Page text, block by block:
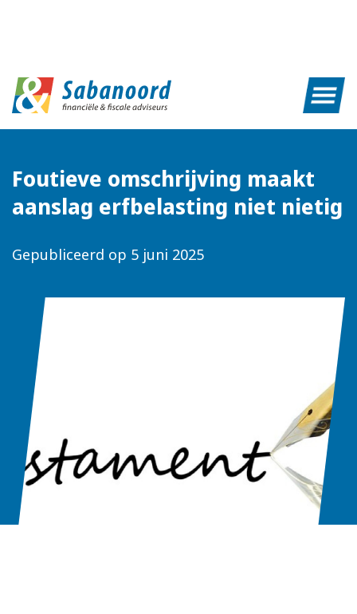
Foutieve omschrijving maakt
aanslag erfbelasting niet nietig
Gepubliceerd op 5 juni 2025